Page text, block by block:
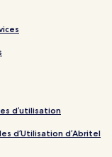
d’utilisation
d’Utilisation d’Abritel